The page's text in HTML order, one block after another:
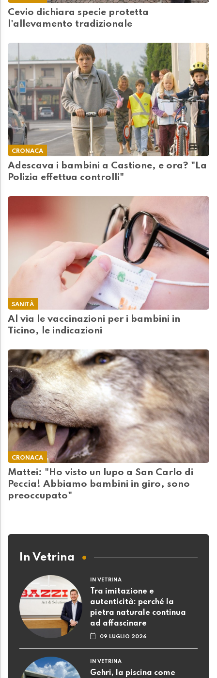
Cevio dichiara specie protetta
l'allevamento tradizionale
CRONACA
Adescava i bambini a Castione, e ora? "La
Polizia effettua controlli"
SANITÀ
Al via le vaccinazioni per i bambini in
Ticino, le indicazioni
CRONACA
Mattei: "Ho visto un lupo a San Carlo di
Peccia! Abbiamo bambini in giro, sono
preoccupato"
In Vetrina
IN VETRINA
Tra imitazione e
autenticità: perché la
pietra naturale continua
ad affascinare
09 LUGLIO 2026
IN VETRINA
Gehri, la piscina come